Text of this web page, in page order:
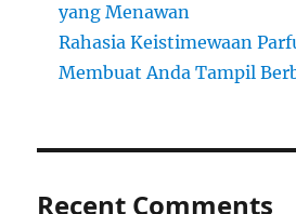
yang Menawan
Rahasia Keistimewaan
Membuat Anda Tampil
Recent Comments